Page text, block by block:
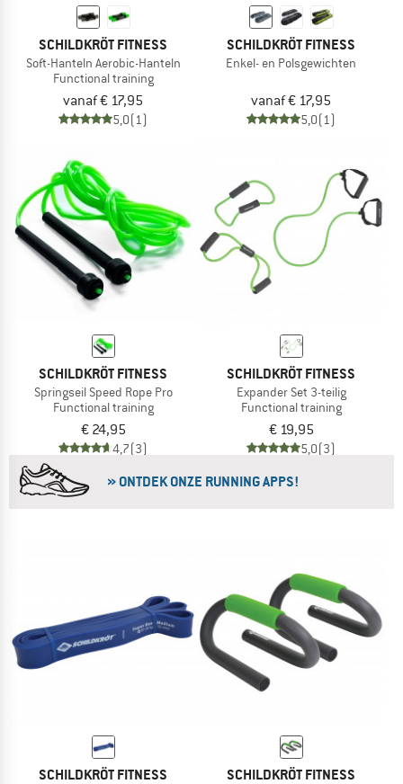
SCHILDKRÖT FITNESS
Soft-Hanteln Aerobic-Hanteln
Functional training
vanaf € 17,95
5,0(1)
SCHILDKRÖT FITNESS
Enkel- en Polsgewichten
vanaf € 17,95
5,0(1)
SCHILDKRÖT FITNESS
Springseil Speed Rope Pro
Functional training
€ 24,95
4,7(3)
SCHILDKRÖT FITNESS
Expander Set 3-teilig
Functional training
€ 19,95
5,0(3)
» ONTDEK ONZE RUNNING APPS!
SCHILDKRÖT FITNESS SCHILDKRÖT FITNESS